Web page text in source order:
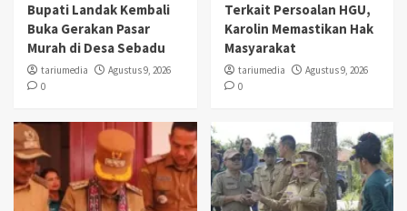
Bupati Landak Kembali
Buka Gerakan Pasar
Murah di Desa Sebadu
tariumedia
Agustus 9, 2026
0
Terkait Persoalan HGU,
Karolin Memastikan Hak
Masyarakat
tariumedia
Agustus 9, 2026
0